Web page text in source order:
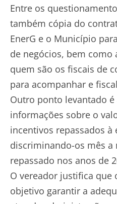
Entre os
também cópia do
EnerG e o Município
de negócios, bem como
quem são os fiscais de
para acompanhar e
Outro ponto levantado
informações sobre o
incentivos repassados à
discriminando-os mês a
repassado nos anos de
O vereador justifica que
objetivo garantir a